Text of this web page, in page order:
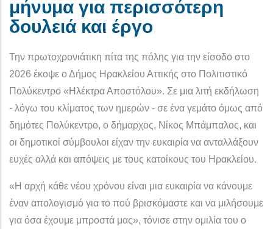
μήνυμα για περισσότερη
δουλειά και έργο
Την πρωτοχρονιάτικη πίτα της πόλης για την είσοδο στο
2026 έκοψε ο Δήμος Ηρακλείου Αττικής στο Πολιτιστικό
Πολύκεντρο «Ηλέκτρα Αποστόλου». Σε μια λιτή εκδήλωση
- λόγω του κλίματος των ημερών - σε ένα γεμάτο όμως από
δημότες Πολύκεντρο, ο δήμαρχος, Νίκος Μπάμπαλος, και
οι δημοτικοί σύμβουλοι είχαν την ευκαιρία να ανταλλάξουν
ευχές αλλά και απόψεις με τους κατοίκους του Ηρακλείου.
«Η αρχή κάθε νέου χρόνου είναι μια ευκαιρία να κάνουμε
έναν απολογισμό για το πού βρισκόμαστε και να μιλήσουμε
για όσα έχουμε μπροστά μας», τόνισε στην ομιλία του ο